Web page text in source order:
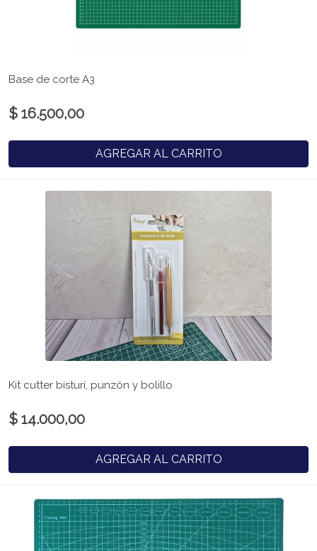
Base de corte A3
$ 16.500,00
AGREGAR AL CARRITO
Kit cutter bisturí, punzón y bolillo
$ 14.000,00
AGREGAR AL CARRITO